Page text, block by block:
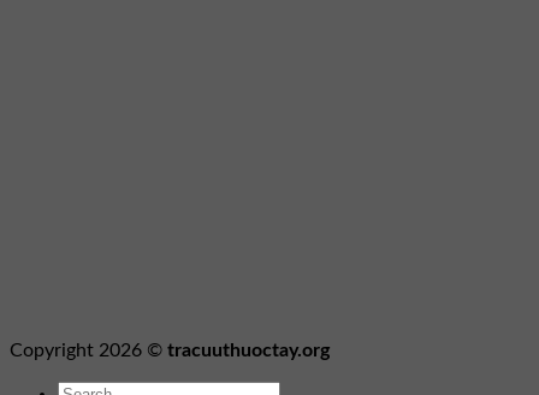
Copyright 2026 © tracuuthuoctay.org